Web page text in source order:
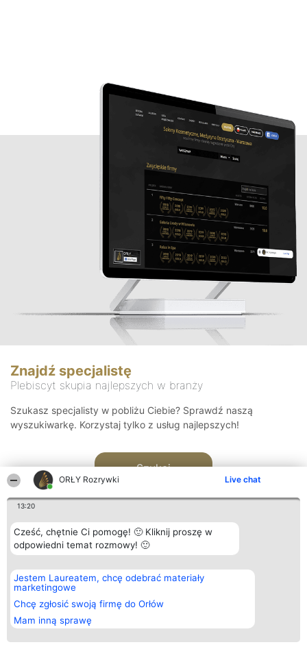
ORŁY Rozrywki Live chat
13:20
Cześć, chętnie Ci pomogę! 🙂 Kliknij proszę w
odpowiedni temat rozmowy! 🙂
Jestem Laureatem, chcę odebrać materiały
marketingowe
Chcę zgłosić swoją firmę do Orłów
Mam inną sprawę
Znajdź specjalistę
Plebiscyt skupia najlepszych w branży
Szukasz specjalisty w pobliżu Ciebie? Sprawdź naszą
wyszukiwarkę. Korzystaj tylko z usług najlepszych!
Szukaj
Organizator plebiscytu
Bright Side Solutions sp. z o.
o. sp. k.
ul. Ruska 22
Wrocław 50-079
KRS 0000749100 | Regon
381313360 | NIP 8943132676
Plebiscyt
Laureaci
wszystkich
Laureatów
Regulamin
Kontakt
Kontakt